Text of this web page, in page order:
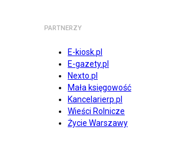
PARTNERZY
E-kiosk.pl
E-gazety.pl
Nexto.pl
Mała księgowość
Kancelarierp.pl
Wieści Rolnicze
Życie Warszawy